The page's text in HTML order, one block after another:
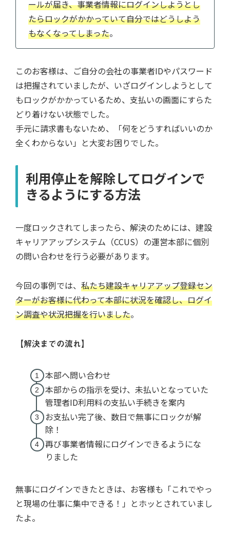
ールが届き、事業者情報にログインしようとし
たらロックがかかっていて自分ではどうしよう
もなくなってしまった。
このお客様は、ご自分の会社の事業者IDやパスワード
は把握されていましたが、いざログインしようとして
もロックがかかっているため、支払いの画面にすらた
どり着けない状態でした。
手元に請求書もないため、「何をどうすればいいのか
全くわからない」と大変お困りでした。
利用停止を解除してログインで
きるようにする方法
一度ロックされてしまったら、解決のためには、建設
キャリアアップシステム（CCUS）の運営本部に個別
の問い合わせを行う必要があります。
今回の事例では、 私たち建設キャリアアップ登録セン
ターがお客様に代わって本部に状況を確認し、ログイ
ン調査や状況把握を行いました。
【解決までの流れ】
本部へ問い合わせ
本部からの指示を受け、未払いとなっていた
管理者ID利用料の支払い手続きを案内
お支払い完了後、数日で無事にロックが解
除！
再び事業者情報にログインできるようにな
りました
無事にログインできたときは、お客様も「これでやっ
と現場の仕事に集中できる！」とホッとされていまし
たよ。